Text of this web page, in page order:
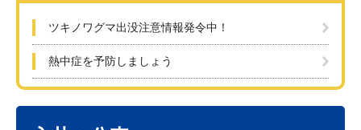
ツキノワグマ出没注意情報発令中！
熱中症を予防しましょう